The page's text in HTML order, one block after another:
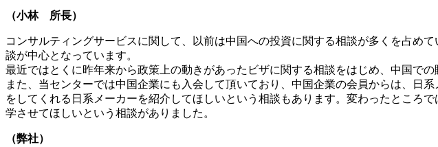
（小林 所長）
コンサルティングサービスに関して、以前は中国への投資に関する相談が多くを占め
談が中心となっています。
最近ではとくに昨年来から政策上の動きがあったビザに関する相談をはじめ、中国で
また、当センターでは中国企業にも入会して頂いており、中国企業の会員からは、日
をしてくれる日系メーカーを紹介してほしいという相談もあります。変わったところ
学させてほしいという相談がありました。
（弊社）